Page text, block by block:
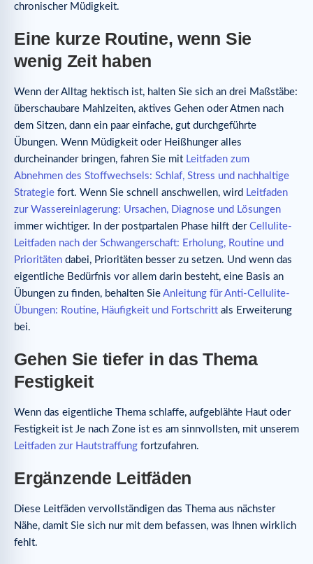
chronischer Müdigkeit.
Eine kurze Routine, wenn Sie
wenig Zeit haben
Wenn der Alltag hektisch ist, halten Sie sich an drei Maßstäbe:
überschaubare Mahlzeiten, aktives Gehen oder Atmen nach
dem Sitzen, dann ein paar einfache, gut durchgeführte
Übungen. Wenn Müdigkeit oder Heißhunger alles
durcheinander bringen, fahren Sie mit Leitfaden zum
Abnehmen des Stoffwechsels: Schlaf, Stress und nachhaltige
Strategie fort. Wenn Sie schnell anschwellen, wird Leitfaden
zur Wassereinlagerung: Ursachen, Diagnose und Lösungen
immer wichtiger. In der postpartalen Phase hilft der Cellulite-
Leitfaden nach der Schwangerschaft: Erholung, Routine und
Prioritäten dabei, Prioritäten besser zu setzen. Und wenn das
eigentliche Bedürfnis vor allem darin besteht, eine Basis an
Übungen zu finden, behalten Sie Anleitung für Anti-Cellulite-
Übungen: Routine, Häufigkeit und Fortschritt als Erweiterung
bei.
Gehen Sie tiefer in das Thema
Festigkeit
Wenn das eigentliche Thema schlaffe, aufgeblähte Haut oder
Festigkeit ist Je nach Zone ist es am sinnvollsten, mit unserem
Leitfaden zur Hautstraffung fortzufahren.
Ergänzende Leitfäden
Diese Leitfäden vervollständigen das Thema aus nächster
Nähe, damit Sie sich nur mit dem befassen, was Ihnen wirklich
fehlt.